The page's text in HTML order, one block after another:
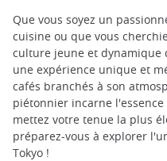
Que vous soyez un
cuisine ou que vous
culture jeune et dynamique
une expérience unique et
cafés branchés à son
piétonnier incarne l'essence
mettez votre tenue la plus
préparez-vous à explorer
Tokyo !